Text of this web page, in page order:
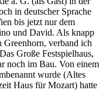
in deutscher Sprache
bis jetzt nur dem
und David. Als knapp
Greenhorn, verband ich
Große Festspielhaus,
noch im Bau. Von einem
wurde (Altes
Haus für Mozart) hatte